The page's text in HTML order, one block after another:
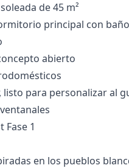
de 45 m²
principal con
abierto
listo para personalizar al
1
en los pueblos